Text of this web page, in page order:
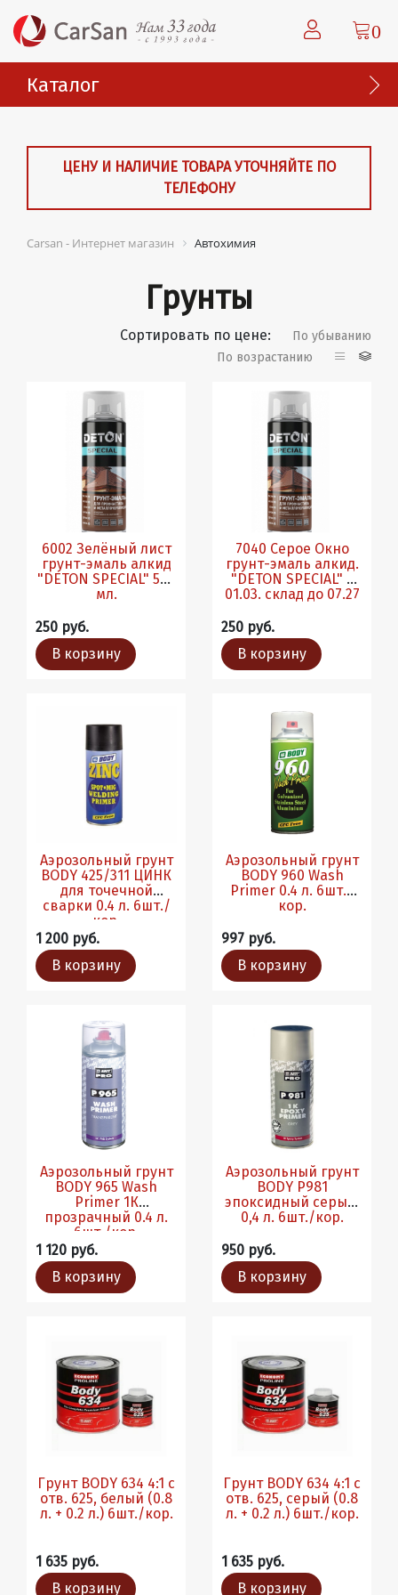
0
Каталог
ЦЕНУ И НАЛИЧИЕ ТОВАРА УТОЧНЯЙТЕ ПО
ТЕЛЕФОНУ
Carsan - Интернет магазин Автохимия
Грунты
Сортировать по цене:
По убыванию
По возрастанию
6002 Зелёный лист
грунт-эмаль алкид
"DETON SPECIAL" 520
мл.
250 руб.
В корзину
7040 Серое Окно
грунт-эмаль алкид.
"DETON SPECIAL" с
01.03. склад до 07.27
250 руб.
В корзину
Аэрозольный грунт
BODY 425/311 ЦИНК
для точечной
сварки 0.4 л. 6шт./
кор.
1 200 руб.
В корзину
Аэрозольный грунт
BODY 960 Wash
Primer 0.4 л. 6шт./
кор.
997 руб.
В корзину
Аэрозольный грунт
BODY 965 Wash
Primer 1К
прозрачный 0.4 л.
6шт./кор.
1 120 руб.
В корзину
Аэрозольный грунт
BODY Р981
эпоксидный серый,
0,4 л. 6шт./кор.
950 руб.
В корзину
Грунт BODY 634 4:1 с
отв. 625, белый (0.8
л. + 0.2 л.) 6шт./кор.
1 635 руб.
В корзину
Грунт BODY 634 4:1 с
отв. 625, серый (0.8
л. + 0.2 л.) 6шт./кор.
1 635 руб.
В корзину